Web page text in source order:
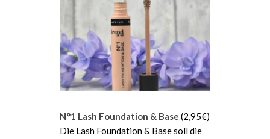
N°1 Lash Foundation & Base (2,95€)
Die Lash Foundation & Base soll die